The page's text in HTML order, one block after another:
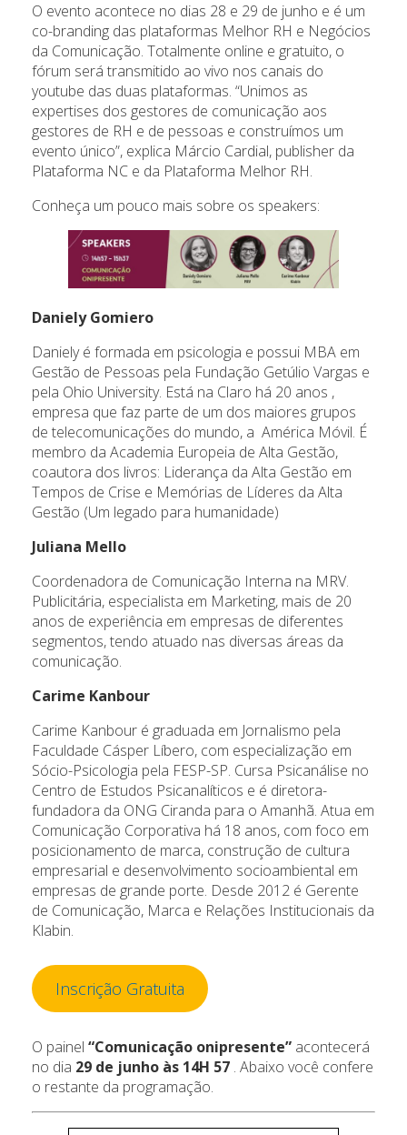
O evento acontece no dias 28 e 29 de junho e é um
co-branding das plataformas Melhor RH e Negócios
da Comunicação. Totalmente online e gratuito, o
fórum será transmitido ao vivo nos canais do
youtube das duas plataformas. “Unimos as
expertises dos gestores de comunicação aos
gestores de RH e de pessoas e construímos um
evento único”, explica Márcio Cardial, publisher da
Plataforma NC e da Plataforma Melhor RH.
Conheça um pouco mais sobre os speakers:
Daniely Gomiero
Daniely é formada em psicologia e possui MBA em
Gestão de Pessoas pela Fundação Getúlio Vargas e
pela Ohio University. Está na Claro há 20 anos ,
empresa que faz parte de um dos maiores grupos
de telecomunicações do mundo, a América Móvil. É
membro da Academia Europeia de Alta Gestão,
coautora dos livros: Liderança da Alta Gestão em
Tempos de Crise e Memórias de Líderes da Alta
Gestão (Um legado para humanidade)
Juliana Mello
Coordenadora de Comunicação Interna na MRV.
Publicitária, especialista em Marketing, mais de 20
anos de experiência em empresas de diferentes
segmentos, tendo atuado nas diversas áreas da
comunicação.
Carime Kanbour
Carime Kanbour é graduada em Jornalismo pela
Faculdade Cásper Líbero, com especialização em
Sócio-Psicologia pela FESP-SP. Cursa Psicanálise no
Centro de Estudos Psicanalíticos e é diretora-
fundadora da ONG Ciranda para o Amanhã. Atua em
Comunicação Corporativa há 18 anos, com foco em
posicionamento de marca, construção de cultura
empresarial e desenvolvimento socioambiental em
empresas de grande porte. Desde 2012 é Gerente
de Comunicação, Marca e Relações Institucionais da
Klabin.
Inscrição Gratuita
O painel “Comunicação onipresente” acontecerá
no dia 29 de junho às 14H 57 . Abaixo você confere
o restante da programação.